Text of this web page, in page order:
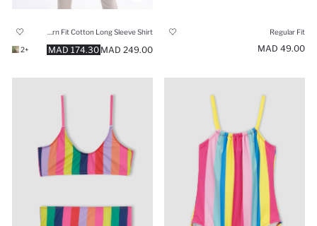
Regular Fit
49.00 MAD
174.30 MAD 249.00 MAD
+2